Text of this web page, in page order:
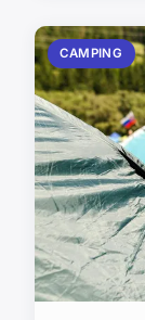
CAMPING